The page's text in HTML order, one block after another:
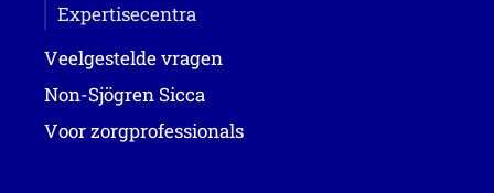
Expertisecentra
Veelgestelde vragen
Non-Sjögren Sicca
Voor zorgprofessionals